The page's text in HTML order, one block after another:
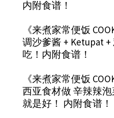
内附食谱！
《来煮家常便饭
调沙爹酱 + Ketupat
吃！内附食谱！
《来煮家常便饭
西亚食材做 辛辣辣
就是好！ 内附食谱！